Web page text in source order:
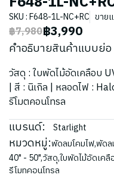
SKU : F648-1L-NC+RC ขาย
฿7,980฿3,990
คำอธิบายสินค้าแบบย่อ
วัสดุ : ใบพัดไม้อัดเคลือบ
| สี : นิเกิล | หลอดไฟ :
รีโมตคอนโทรล
แบรนด์: Starlight
หมวดหมู่:พัดลมโคมไฟ,พัดล
40" - 50",วัสดุ,ใบพัดไม้อัดเคลื
รีโมทคอนโทรล